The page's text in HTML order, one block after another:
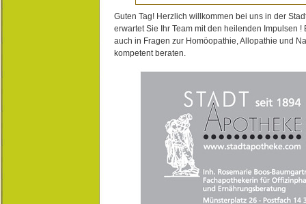
Guten Tag! Herzlich willkommen bei uns in der
erwartet Sie Ihr Team mit den heilenden Impulsen !
auch in Fragen zur Homöopathie, Allopathie und
kompetent beraten.